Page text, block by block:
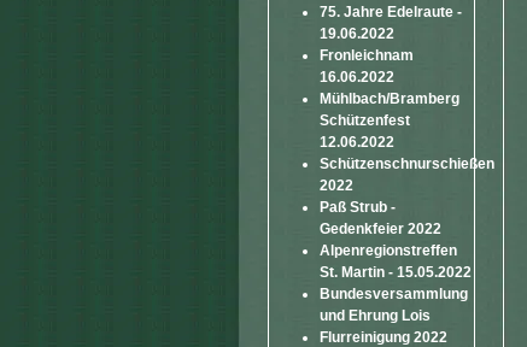
75. Jahre Edelraute -
19.06.2022
Fronleichnam
16.06.2022
Mühlbach/Bramberg
Schützenfest
12.06.2022
Schützenschnurschießen
2022
Paß Strub -
Gedenkfeier 2022
Alpenregionstreffen
St. Martin - 15.05.2022
Bundesversammlung
und Ehrung Lois
Flurreinigung 2022